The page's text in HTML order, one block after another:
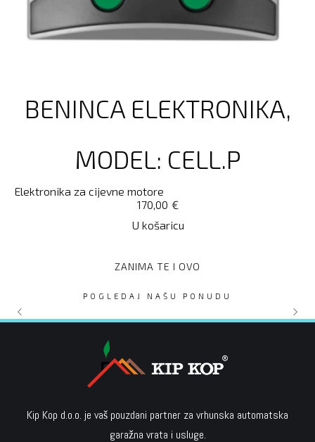
BENINCA ELEKTRONIKA,
MODEL: CELL.P
Elektronika za cijevne motore
€
170,00
U košaricu
ZANIMA TE I OVO
POGLEDAJ NAŠU PONUDU
ZUPČASTE LETVE HTC DO
600 kg set 5 letvi
Zupčaste letve do 600 kg
PROTUPOŽARNA ZAVJESA
KK FLAMA 400x350cm
PROTUPOŽARNE ZAVJESE
ARLA PLAST polikarbonati
ARLA PLAST polikarbonatne ploče
SEKCIJSKA PODIZNA
GARAŽNA VRATA 500 X 400
CM KIPLIFT ECONOMIC
PARKIRNA BARIJERA
MOTORLINE SIGMA 24V -
6m + SOLARNI SISTEM
Kip Kop d.o.o. je vaš pouzdani partner za vrhunska automatska
garažna vrata i usluge.